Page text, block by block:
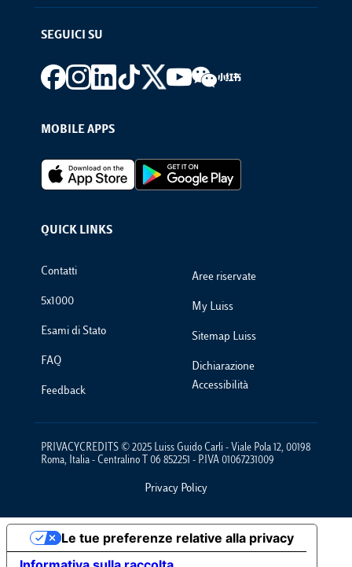
SEGUICI SU
Footer social
MOBILE APPS
Footer Apps
QUICK LINKS
Footer Links
Contatti
5x1000
Esami di Stato
FAQ
Feedback
Aree riservate
My Luiss
Sitemap Luiss
Dichiarazione
Accessibilità
PRIVACYCREDITS © 2025 Luiss Guido Carli - Viale Pola 12, 00198
Roma, Italia - Centralino T 06 852251 - P.IVA 01067231009
Privacy Policy
Le tue preferenze relative alla privacy